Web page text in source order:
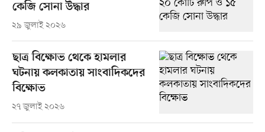
কেজি সোনা উদ্ধার
২৯ জুলাই ২০২৬
ছাত্র বিক্ষোভ থেকে হামলার
ঘটনায় কলকাতায় সাংবাদিকদের
বিক্ষোভ
২৭ জুলাই ২০২৬